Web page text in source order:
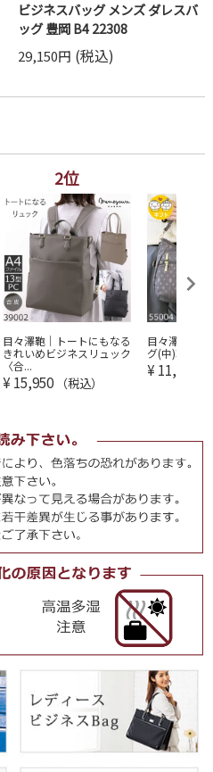
ビジネスバッグ メンズ ダレスバ
ッグ 豊岡 B4 22308
29,150円 (税込)
2位
目々澤鞄｜トートにもなる
きれいめビジネスリュック
〈合...
¥ 15,950 （税込）
目々澤鞄 シ
グ(中)軽量
¥ 11,550